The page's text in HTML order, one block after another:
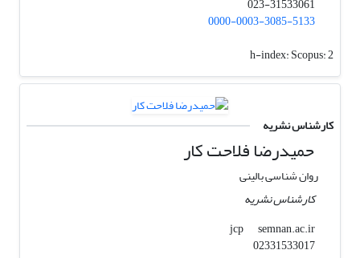
0000-0003-3085-5133
h-index:Scopus: 2
کارشناس نشریه
حمیدرضا فلاحت کار
روان شناسی بالینی
کارشناس نشریه
jcp
semnan.ac.ir
02331533017